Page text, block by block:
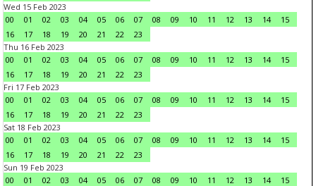
Wed 15 Feb 2023
00
01 02 03 04 05 06 07 08 09 10 11 12 13 14
15
16
17 18 19 20 21 22
23
Thu 16 Feb 2023
00
01 02 03 04 05 06 07 08 09 10 11 12 13 14
15
16
17 18 19 20 21 22
23
Fri 17 Feb 2023
00
01 02 03 04 05 06 07 08 09 10 11 12 13 14
15
16
17 18 19 20 21 22
23
Sat 18 Feb 2023
00
01 02 03 04 05 06 07 08 09 10 11 12 13 14
15
16
17 18 19 20 21 22
23
Sun 19 Feb 2023
00
01 02 03 04 05 06 07 08 09 10 11 12 13 14
15